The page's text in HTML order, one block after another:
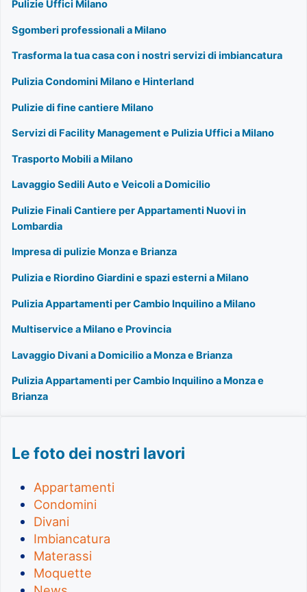
Pulizie Uffici Milano
Sgomberi professionali a Milano
Trasforma la tua casa con i nostri servizi di imbiancatura
Pulizia Condomini Milano e Hinterland
Pulizie di fine cantiere Milano
Servizi di Facility Management e Pulizia Uffici a Milano
Trasporto Mobili a Milano
Lavaggio Sedili Auto e Veicoli a Domicilio
Pulizie Finali Cantiere per Appartamenti Nuovi in
Lombardia
Impresa di pulizie Monza e Brianza
Pulizia e Riordino Giardini e spazi esterni a Milano
Pulizia Appartamenti per Cambio Inquilino a Milano
Multiservice a Milano e Provincia
Lavaggio Divani a Domicilio a Monza e Brianza
Pulizia Appartamenti per Cambio Inquilino a Monza e
Brianza
Le foto dei nostri lavori
Appartamenti
Condomini
Divani
Imbiancatura
Materassi
Moquette